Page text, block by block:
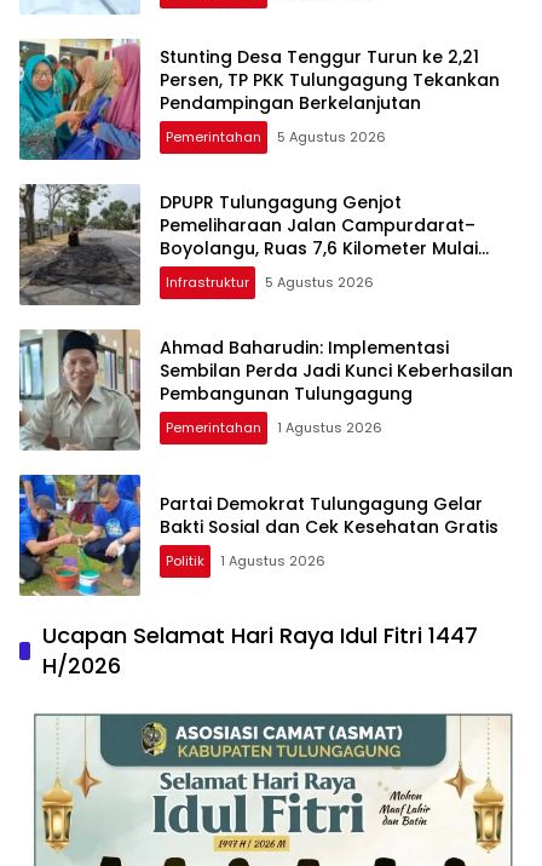
Stunting Desa Tenggur Turun ke 2,21
Persen, TP PKK Tulungagung Tekankan
Pendampingan Berkelanjutan
Pemerintahan 5 Agustus 2026
DPUPR Tulungagung Genjot
Pemeliharaan Jalan Campurdarat–
Boyolangu, Ruas 7,6 Kilometer Mulai
Diperbaiki
Infrastruktur 5 Agustus 2026
Ahmad Baharudin: Implementasi
Sembilan Perda Jadi Kunci Keberhasilan
Pembangunan Tulungagung
Pemerintahan 1 Agustus 2026
Partai Demokrat Tulungagung Gelar
Bakti Sosial dan Cek Kesehatan Gratis
Politik 1 Agustus 2026
Ucapan Selamat Hari Raya Idul Fitri 1447
H/2026